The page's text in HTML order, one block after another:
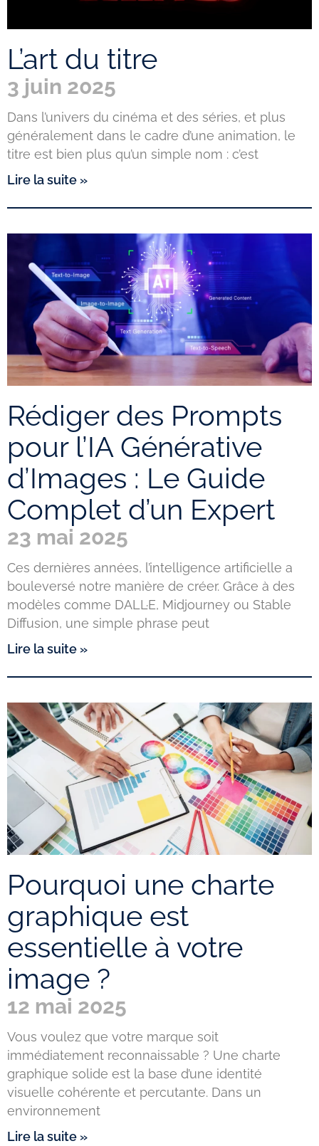
L’art du titre
3 juin 2025
Dans l’univers du cinéma et des séries, et plus
généralement dans le cadre d’une animation, le
titre est bien plus qu’un simple nom : c’est
Lire la suite »
Rédiger des Prompts
pour l’IA Générative
d’Images : Le Guide
Complet d’un Expert
23 mai 2025
Ces dernières années, l’intelligence artificielle a
bouleversé notre manière de créer. Grâce à des
modèles comme DALL·E, Midjourney ou Stable
Diffusion, une simple phrase peut
Lire la suite »
Pourquoi une charte
graphique est
essentielle à votre
image ?
12 mai 2025
Vous voulez que votre marque soit
immédiatement reconnaissable ? Une charte
graphique solide est la base d’une identité
visuelle cohérente et percutante. Dans un
environnement
Lire la suite »